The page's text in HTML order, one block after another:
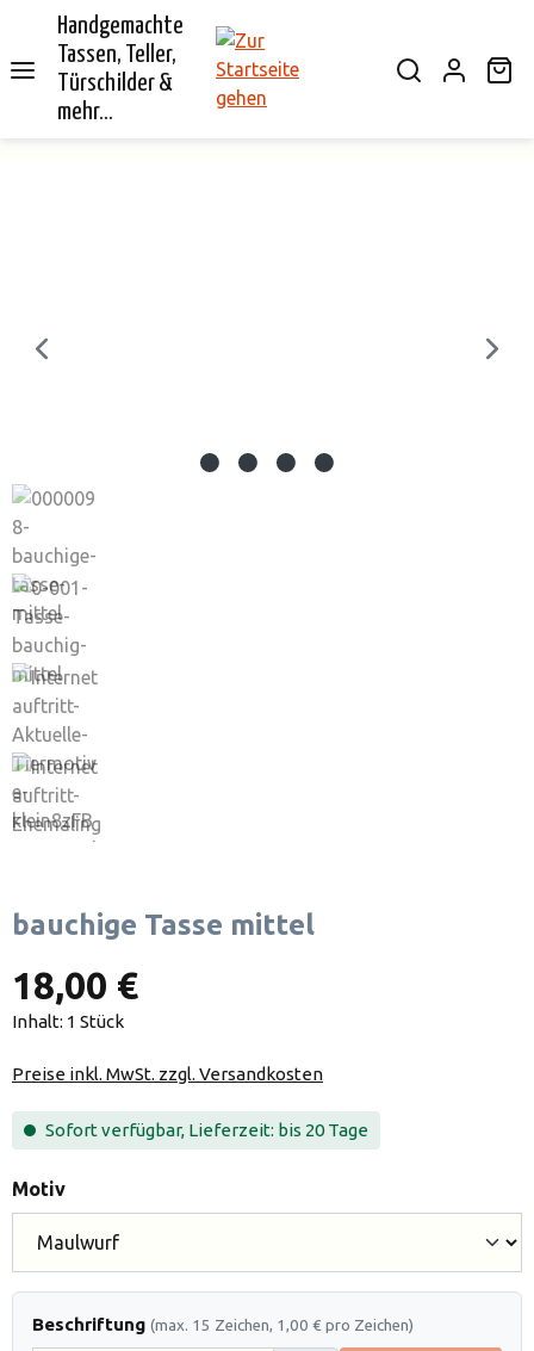
springen
Handgemachte
Tassen, Teller,
Türschilder &
mehr...
bauchige Tasse mittel
18,00 €
Inhalt: 1 Stück
Preise inkl. MwSt. zzgl. Versandkosten
Sofort verfügbar, Lieferzeit: bis 20 Tage
Motivauswählen
Beschriftung (max. 15 Zeichen, 1,00 € pro Zeichen)